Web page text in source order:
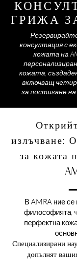
ГРИЖА
консултация с
кожата на
кожата,
включващ
за постигане
излъчване:
за кожата
В AMRA ние
философията,
перфектна
Специализирани
допълнят